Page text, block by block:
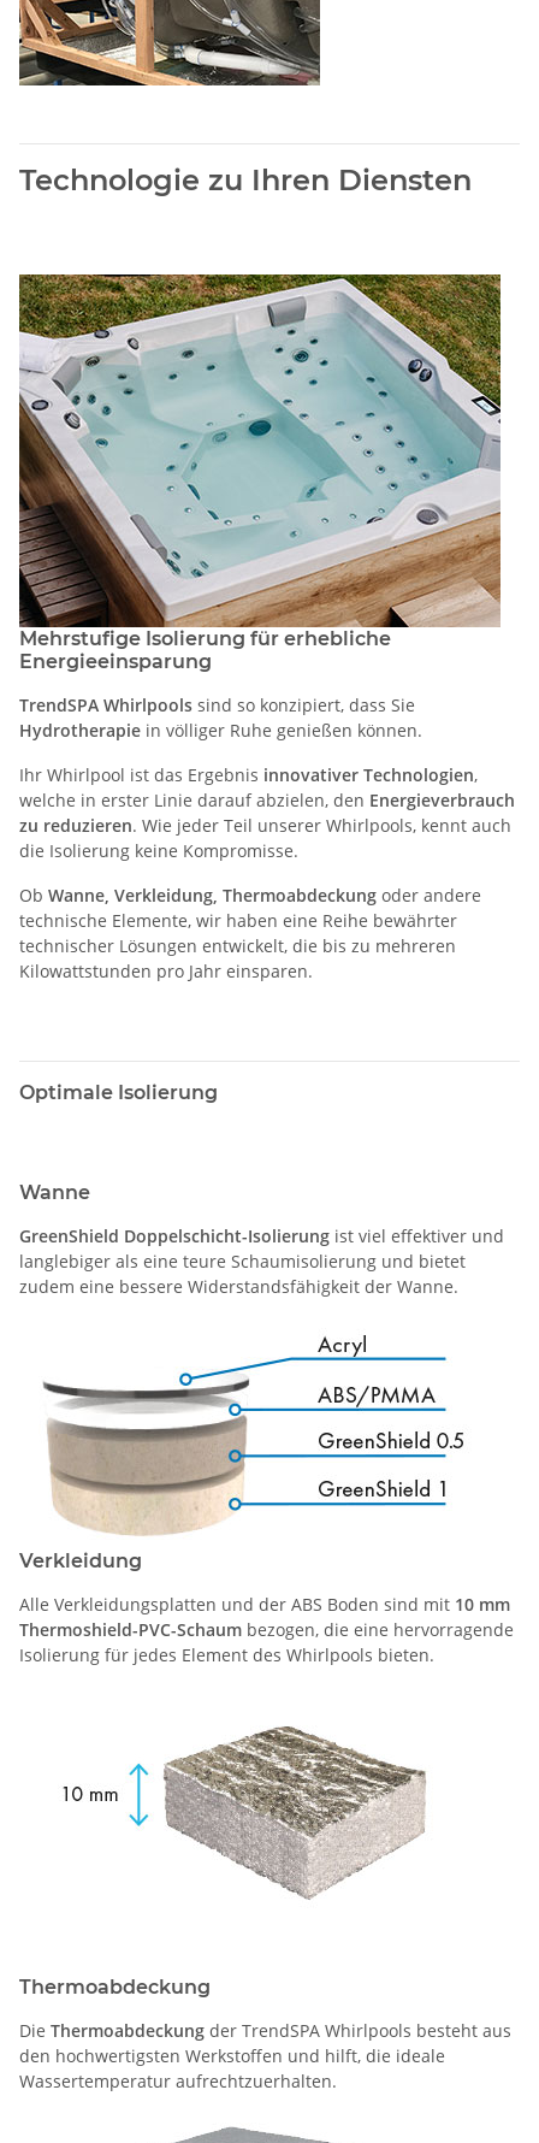
Technologie zu Ihren Diensten
Mehrstufige Isolierung für erhebliche
Energieeinsparung
TrendSPA Whirlpools sind so konzipiert, dass Sie
Hydrotherapie in völliger Ruhe genießen können.
Ihr Whirlpool ist das Ergebnis innovativer Technologien,
welche in erster Linie darauf abzielen, den Energieverbrauch
zu reduzieren. Wie jeder Teil unserer Whirlpools, kennt auch
die Isolierung keine Kompromisse.
Ob Wanne, Verkleidung, Thermoabdeckung oder andere
technische Elemente, wir haben eine Reihe bewährter
technischer Lösungen entwickelt, die bis zu mehreren
Kilowattstunden pro Jahr einsparen.
Optimale Isolierung
Wanne
GreenShield Doppelschicht-Isolierung ist viel effektiver und
langlebiger als eine teure Schaumisolierung und bietet
zudem eine bessere Widerstandsfähigkeit der Wanne.
Verkleidung
Alle Verkleidungsplatten und der ABS Boden sind mit 10 mm
Thermoshield-PVC-Schaum bezogen, die eine hervorragende
Isolierung für jedes Element des Whirlpools bieten.
Thermoabdeckung
Die Thermoabdeckung der TrendSPA Whirlpools besteht aus
den hochwertigsten Werkstoffen und hilft, die ideale
Wassertemperatur aufrechtzuerhalten.